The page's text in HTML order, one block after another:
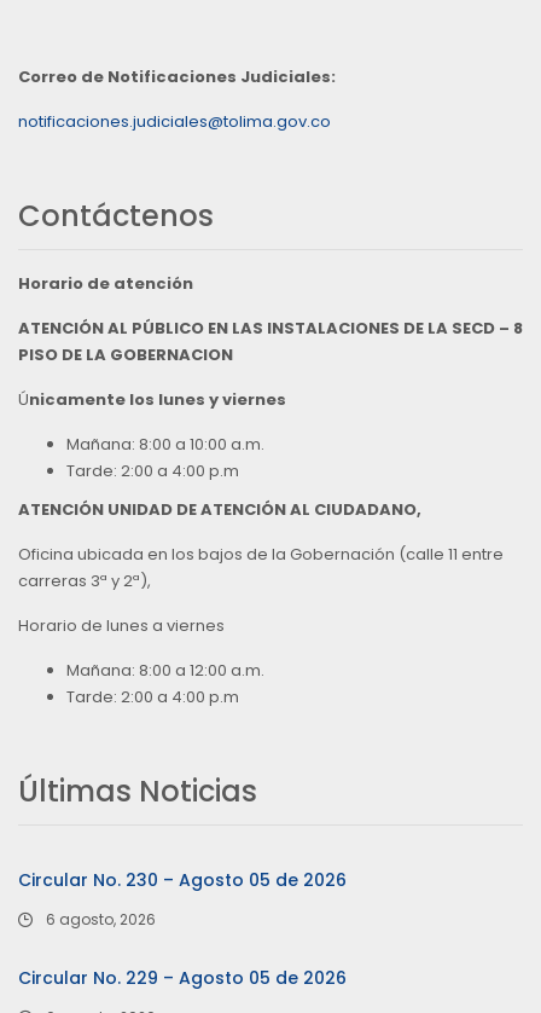
Correo de Notificaciones Judiciales:
notificaciones.judiciales@tolima.gov.co
Contáctenos
Horario de atención
ATENCIÓN AL PÚBLICO EN LAS INSTALACIONES DE LA SECD – 8
PISO DE LA GOBERNACION
Únicamente los lunes y viernes
Mañana: 8:00 a 10:00 a.m.
Tarde: 2:00 a 4:00 p.m
ATENCIÓN UNIDAD DE ATENCIÓN AL CIUDADANO,
Oficina ubicada en los bajos de la Gobernación (calle 11 entre
carreras 3ª y 2ª),
Horario de lunes a viernes
Mañana: 8:00 a 12:00 a.m.
Tarde: 2:00 a 4:00 p.m
Últimas Noticias
Circular No. 230 – Agosto 05 de 2026
6 agosto, 2026
Circular No. 229 – Agosto 05 de 2026